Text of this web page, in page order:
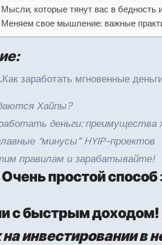
Мысли, которые тянут вас в бедность
Меняем свое мышление: важные
Как заработать мгновенные
Хайпы?
деньги: преимущества
“минусы” HYIP-проектов
правилам и зарабатывайте!
простой способ
с быстрым
инвестировании в